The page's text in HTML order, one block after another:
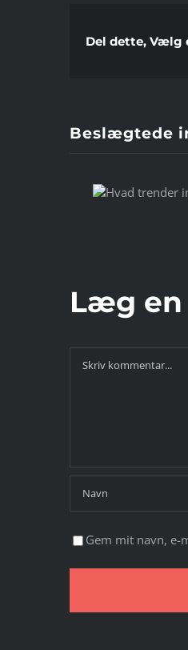
Del dette, Vælg
Beslægtede
Læg
Comment
Gem mit navn, e-